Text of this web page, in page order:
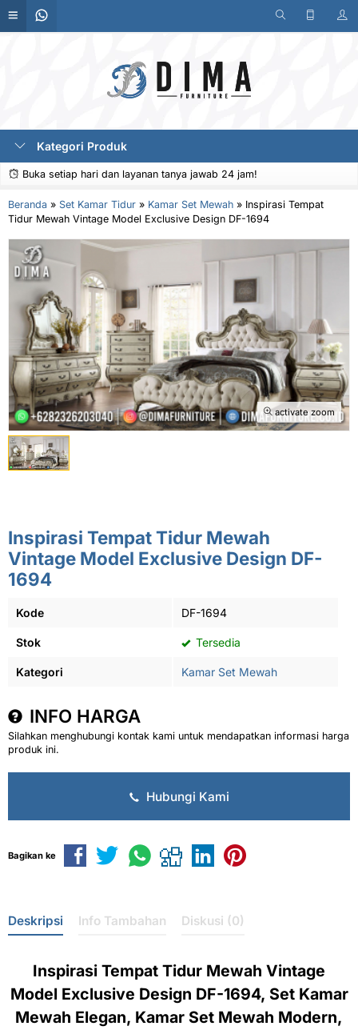
Kategori Produk
Buka setiap hari dan layanan tanya jawab 24 jam!
Beranda » Set Kamar Tidur » Kamar Set Mewah » Inspirasi Tempat
Tidur Mewah Vintage Model Exclusive Design DF-1694
activate zoom
Inspirasi Tempat Tidur Mewah
Vintage Model Exclusive Design DF-
1694
Kode DF-1694
Stok Tersedia
Kategori Kamar Set Mewah
INFO HARGA
Silahkan menghubungi kontak kami untuk mendapatkan informasi harga
produk ini.
Hubungi Kami
Bagikan ke
Deskripsi Info Tambahan Diskusi (0)
Inspirasi Tempat Tidur Mewah Vintage
Model Exclusive Design DF-1694, Set Kamar
Mewah Elegan, Kamar Set Mewah Modern,